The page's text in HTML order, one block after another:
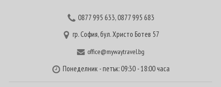
0877 995 633,0877 995 683
гр. София, бул. Христо Ботев 57
office@mywaytravel.bg
Понеделник - петък: 09:30 - 18:00 часа